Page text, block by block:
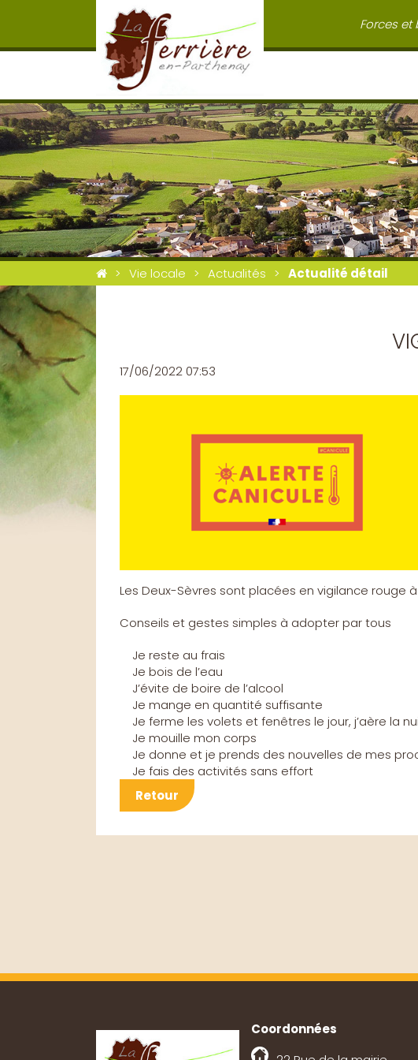
Forces et
Vie locale Actualités Actualité détail
17/06/2022 07:53
Les Deux-Sèvres sont placées en vigilance rouge
Conseils et gestes simples à adopter par tous
Je reste au frais
Je bois de l’eau
J’évite de boire de l’alcool
Je mange en quantité suffisante
Je ferme les volets et fenêtres le jour, j’aère la
Je mouille mon corps
Je donne et je prends des nouvelles de mes
Je fais des activités sans effort
Retour
Coordonnées